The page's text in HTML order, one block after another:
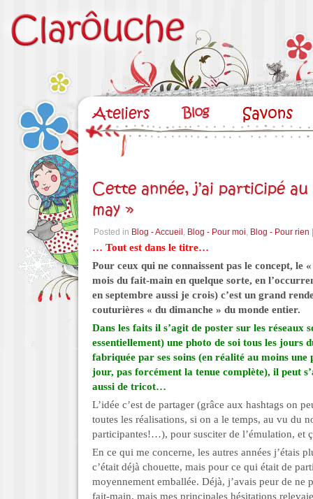
Cette année, j’ai participé
may »
Posted in Blog - Accueil , Blog - Pour moi, Blog - Pour rien
… Tout est dans le titre…
Pour ceux qui ne connaissent pas le concept, le
mois du fait-main en quelque sorte, en
en septembre aussi je crois) c’est un grand
couturières « du dimanche » du monde entier.
Dans les faits il s’agit de poster sur les réseaux
essentiellement) une photo de soi tous les jours
fabriquée par ses soins (en réalité au moins une
jour, pas forcément la tenue complète), il peut
aussi de tricot…
L’idée c’est de partager (grâce aux hashtags on
toutes les réalisations, si on a le temps, au vu du
participantes!…), pour susciter de l’émulation, et
En ce qui me concerne, les autres années j’étais
c’était déjà chouette, mais pour ce qui était de
moyennement emballée. Déjà, j’avais peur de ne
fait-main, mais mes principales hésitations